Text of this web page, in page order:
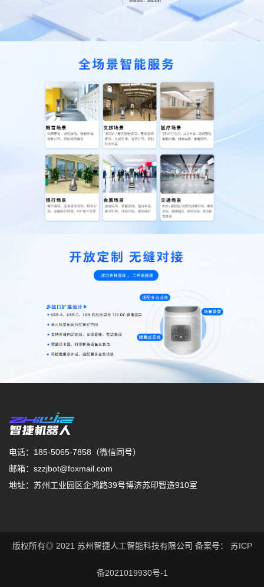
电话：185-5065-7858（微信同号）
邮箱：szzjbot@foxmail.com
地址：苏州工业园区企鸿路39号博济苏印智造910室
版权所有◎ 2021 苏州智捷人工智能科技有限公司 备案号： 苏ICP
备2021019930号-1